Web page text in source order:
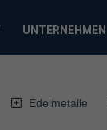
UNTERNEHMEN
Edelmetalle